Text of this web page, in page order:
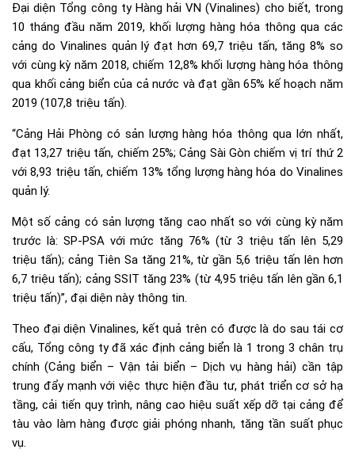
Đại diện Tổng công ty Hàng hải VN (Vinalines) cho biết, trong
10 tháng đầu năm 2019, khối lượng hàng hóa thông qua các
cảng do Vinalines quản lý đạt hơn 69,7 triệu tấn, tăng 8% so
với cùng kỳ năm 2018, chiếm 12,8% khối lượng hàng hóa thông
qua khối cảng biển của cả nước và đạt gần 65% kế hoạch năm
2019 (107,8 triệu tấn).
“Cảng Hải Phòng có sản lượng hàng hóa thông qua lớn nhất,
đạt 13,27 triệu tấn, chiếm 25%; Cảng Sài Gòn chiếm vị trí thứ 2
với 8,93 triệu tấn, chiếm 13% tổng lượng hàng hóa do Vinalines
quản lý.
Một số cảng có sản lượng tăng cao nhất so với cùng kỳ năm
trước là: SP-PSA với mức tăng 76% (từ 3 triệu tấn lên 5,29
triệu tấn); cảng Tiên Sa tăng 21%, từ gần 5,6 triệu tấn lên hơn
6,7 triệu tấn); cảng SSIT tăng 23% (từ 4,95 triệu tấn lên gần 6,1
triệu tấn)”, đại diện này thông tin.
Theo đại diện Vinalines, kết quả trên có được là do sau tái cơ
cấu, Tổng công ty đã xác định cảng biển là 1 trong 3 chân trụ
chính (Cảng biển – Vận tải biển – Dịch vụ hàng hải) cần tập
trung đẩy mạnh với việc thực hiện đầu tư, phát triển cơ sở hạ
tầng, cải tiến quy trình, nâng cao hiệu suất xếp dỡ tại cảng để
tàu vào làm hàng được giải phóng nhanh, tăng tần suất phục
vụ.